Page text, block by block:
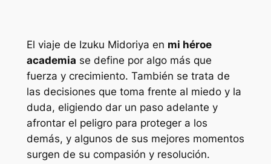
El viaje de Izuku Midoriya en mi héroe
academia se define por algo más que
fuerza y ​​crecimiento. También se trata de
las decisiones que toma frente al miedo y la
duda, eligiendo dar un paso adelante y
afrontar el peligro para proteger a los
demás, y algunos de sus mejores momentos
surgen de su compasión y resolución.